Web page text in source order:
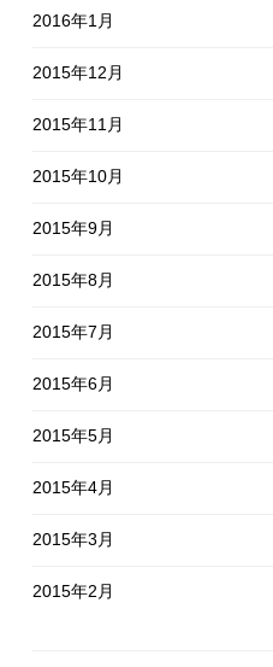
2016年1月
2015年12月
2015年11月
2015年10月
2015年9月
2015年8月
2015年7月
2015年6月
2015年5月
2015年4月
2015年3月
2015年2月